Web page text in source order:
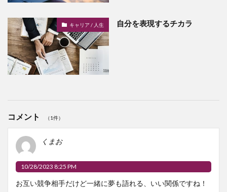
キャリア / 人生 自分を表現するチカラ
コメント （1件）
くまお
10/28/2023 8:25 PM
お互い競争相手だけど一緒に夢も語れる、いい関係ですね！